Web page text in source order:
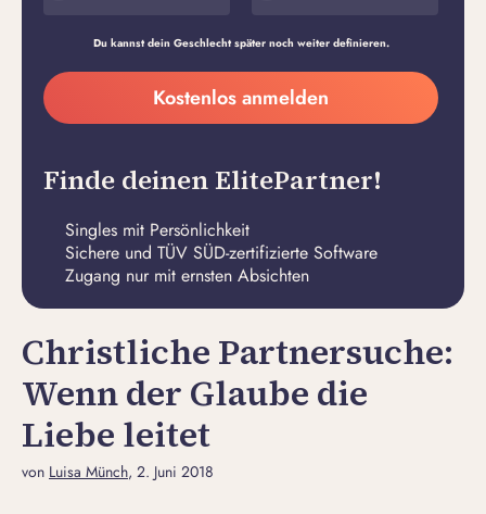
Du kannst dein Geschlecht später noch weiter definieren.
Meine
E-
Adresse
erstellen
Kostenlos anmelden
Finde deinen ElitePartner!
Singles mit Persönlichkeit
Sichere und TÜV SÜD-zertifizierte Software
Zugang nur mit ernsten Absichten
Christliche Partnersuche:
Wenn der Glaube die
Liebe leitet
von Luisa Münch, 2. Juni 2018